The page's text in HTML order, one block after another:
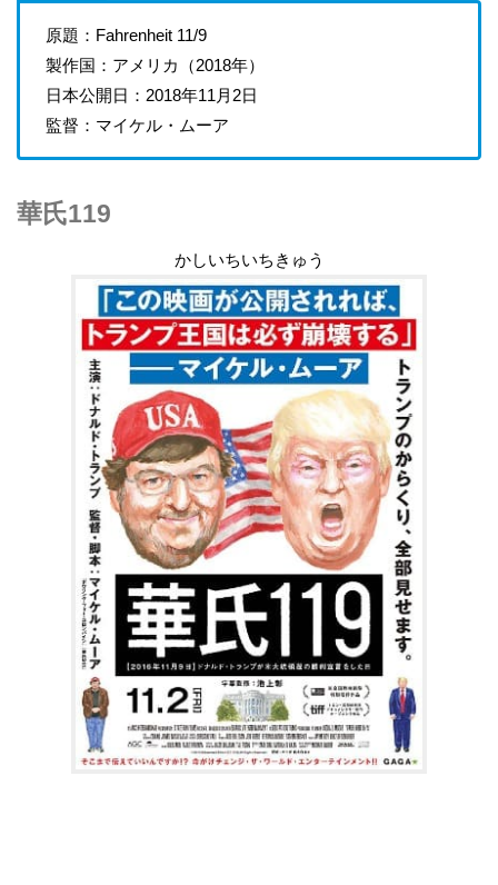
原題：Fahrenheit 11/9
製作国：アメリカ（2018年）
日本公開日：2018年11月2日
監督：マイケル・ムーア
華氏119
かしいちいちきゅう